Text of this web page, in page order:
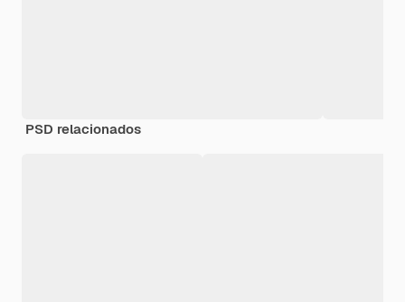
PSD relacionados